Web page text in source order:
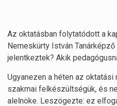
Az oktatásban folytatódott a
Nemeskürty István
jelentkeztek? Akik
Ugyanezen a héten az
szakmai felkészültségük, és
alelnöke. Leszögezte: ez